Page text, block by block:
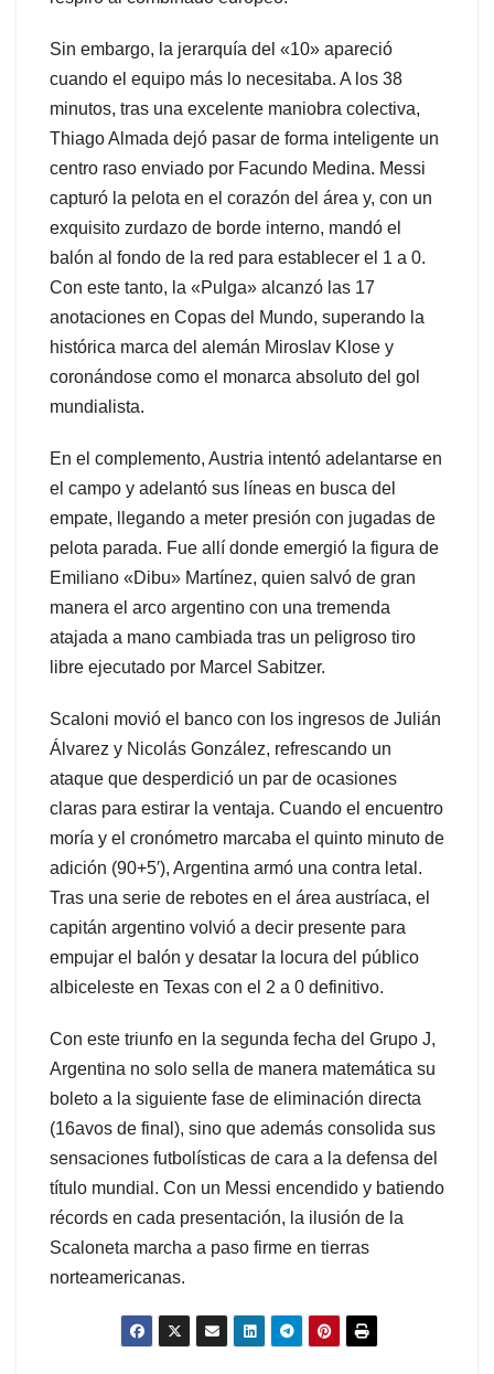
Sin embargo, la jerarquía del «10» apareció
cuando el equipo más lo necesitaba. A los 38
minutos, tras una excelente maniobra colectiva,
Thiago Almada dejó pasar de forma inteligente un
centro raso enviado por Facundo Medina. Messi
capturó la pelota en el corazón del área y, con un
exquisito zurdazo de borde interno, mandó el
balón al fondo de la red para establecer el 1 a 0.
Con este tanto, la «Pulga» alcanzó las 17
anotaciones en Copas del Mundo, superando la
histórica marca del alemán Miroslav Klose y
coronándose como el monarca absoluto del gol
mundialista.
En el complemento, Austria intentó adelantarse en
el campo y adelantó sus líneas en busca del
empate, llegando a meter presión con jugadas de
pelota parada. Fue allí donde emergió la figura de
Emiliano «Dibu» Martínez, quien salvó de gran
manera el arco argentino con una tremenda
atajada a mano cambiada tras un peligroso tiro
libre ejecutado por Marcel Sabitzer.
Scaloni movió el banco con los ingresos de Julián
Álvarez y Nicolás González, refrescando un
ataque que desperdició un par de ocasiones
claras para estirar la ventaja. Cuando el encuentro
moría y el cronómetro marcaba el quinto minuto de
adición (90+5′), Argentina armó una contra letal.
Tras una serie de rebotes en el área austríaca, el
capitán argentino volvió a decir presente para
empujar el balón y desatar la locura del público
albiceleste en Texas con el 2 a 0 definitivo.
Con este triunfo en la segunda fecha del Grupo J,
Argentina no solo sella de manera matemática su
boleto a la siguiente fase de eliminación directa
(16avos de final), sino que además consolida sus
sensaciones futbolísticas de cara a la defensa del
título mundial. Con un Messi encendido y batiendo
récords en cada presentación, la ilusión de la
Scaloneta marcha a paso firme en tierras
norteamericanas.